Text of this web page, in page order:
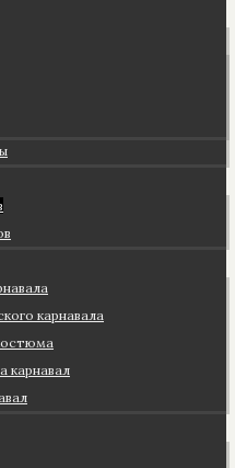
карнавала
карнавал